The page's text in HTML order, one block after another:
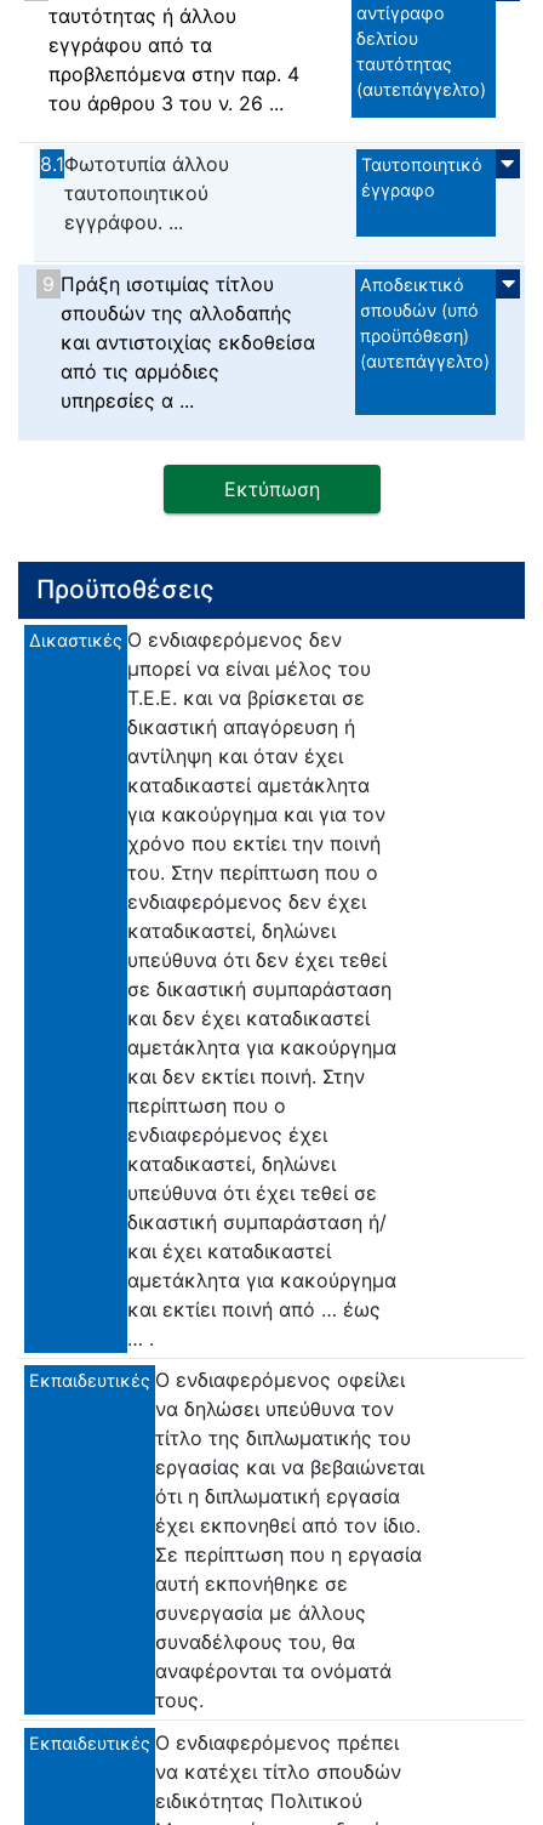
ταυτότητας ή άλλου
εγγράφου από τα
προβλεπόμενα στην παρ. 4
του άρθρου 3 του ν. 26 ...
αντίγραφο
δελτίου
ταυτότητας
(αυτεπάγγελτο)
8.1Φωτοτυπία άλλου
ταυτοποιητικού
εγγράφου. ...
Ταυτοποιητικό
έγγραφο
9 Πράξη ισοτιμίας τίτλου
σπουδών της αλλοδαπής
και αντιστοιχίας εκδοθείσα
από τις αρμόδιες
υπηρεσίες α ...
Αποδεικτικό
σπουδών (υπό
προϋπόθεση)
(αυτεπάγγελτο)
Εκτύπωση
Προϋποθέσεις
Δικαστικές Ο ενδιαφερόμενος δεν
μπορεί να είναι μέλος του
Τ.Ε.Ε. και να βρίσκεται σε
δικαστική απαγόρευση ή
αντίληψη και όταν έχει
καταδικαστεί αμετάκλητα
για κακούργημα και για τον
χρόνο που εκτίει την ποινή
του. Στην περίπτωση που ο
ενδιαφερόμενος δεν έχει
καταδικαστεί, δηλώνει
υπεύθυνα ότι δεν έχει τεθεί
σε δικαστική συμπαράσταση
και δεν έχει καταδικαστεί
αμετάκλητα για κακούργημα
και δεν εκτίει ποινή. Στην
περίπτωση που ο
ενδιαφερόμενος έχει
καταδικαστεί, δηλώνει
υπεύθυνα ότι έχει τεθεί σε
δικαστική συμπαράσταση ή/
και έχει καταδικαστεί
αμετάκλητα για κακούργημα
και εκτίει ποινή από … έως
… .
Εκπαιδευτικές Ο ενδιαφερόμενος οφείλει
να δηλώσει υπεύθυνα τον
τίτλο της διπλωματικής του
εργασίας και να βεβαιώνεται
ότι η διπλωματική εργασία
έχει εκπονηθεί από τον ίδιο.
Σε περίπτωση που η εργασία
αυτή εκπονήθηκε σε
συνεργασία με άλλους
συναδέλφους του, θα
αναφέρονται τα ονόματά
τους.
Εκπαιδευτικές Ο ενδιαφερόμενος πρέπει
να κατέχει τίτλο σπουδών
ειδικότητας Πολιτικού